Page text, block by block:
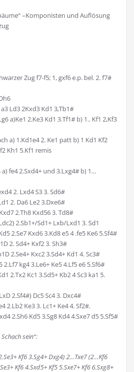
–Komponisten und Auflösung
Zug f7-f5; 1, gxf6 e.p. bel. 2. f7#
Ld3 2Kxd3 Kd1 3,Tb1#
a)Ke1 2.Ke3 Kd1 3.Tf1# b) 1.. Kf1 2,Kf3
a) 1.Kd1e4 2. Ke1 patt b) 1 Kd1 Kf2
Kh1 5.Kf1 remis
fe4 2.Sxd4+ und 3.Lxg4# b) 1…
2. Lxd4 S3 3. Sd6#
2. Da6 Le2 3.Dxe6#
2.Th8 Kxd56 3. Td8#
2.Sb1+/Sd1+ Lxb/Lxd1 3. Sd1
2.Se7 Kxd6 3.Kd8 e5 4 .fe5 Ke6 5.Sf4#
2. Sd4+ Kxf2 3. Sh3#
2.Se4+ Kxc2 3.Sd4+ Kd1 4. Sc3#
kg4 3.Le6+ Ke5 4.Lf5 e6 5.Sf6#
2.Tx2 Kc1 3.Sd5+ Kb2 4 Sc3 ka1 5.
2.Sf4#) Dc5 Sc4 3. Dxc4#
2.Lb2 Ke3 3. Lc1+ Ke4 4. Sf2#.
2.Sh6 Kd5 3.Sg8 Kd4 4.Sxe7 d5 5.Sf5#
sein“:
Kf6 3.Sg4+ Dxg4) 2…Txe7 (2…Kf6
Kf6 4.Sxd5+ Kf5 5.Sxe7+ Kf6 6.Sxg8+